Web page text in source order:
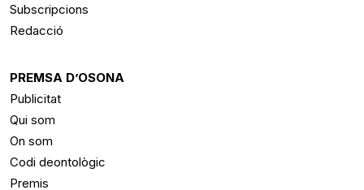
Subscripcions
Redacció
PREMSA D’OSONA
Publicitat
Qui som
On som
Codi deontològic
Premis